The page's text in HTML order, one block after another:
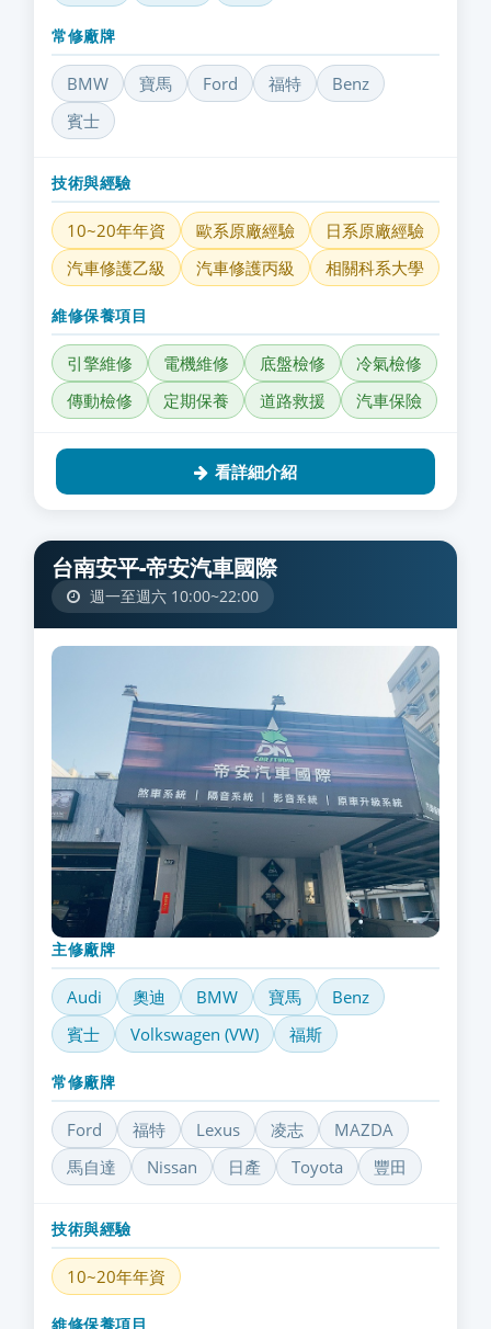
常修廠牌
BMW 寶馬 Ford 福特
Benz
賓士
技術與經驗
10~20年年資 歐系原廠經驗
日系原廠經驗
汽車修護乙級
汽車修護丙級 相關科系大學
維修保養項目
引擎維修 電機維修 底盤檢修
冷氣檢修
傳動檢修
定期保養 道路救援 汽車保險
看詳細介紹
台南安平-帝安汽車國際
週一至週六 10:00~22:00
主修廠牌
Audi 奧迪 BMW 寶馬
Benz
賓士
Volkswagen (VW) 福斯
常修廠牌
Ford 福特 Lexus 凌志
MAZDA
馬自達
Nissan 日產 Toyota 豐田
技術與經驗
10~20年年資
維修保養項目